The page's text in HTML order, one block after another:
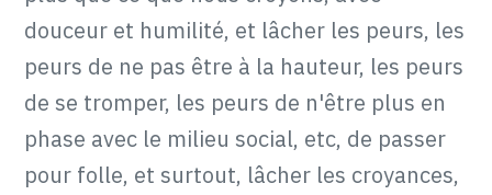
douceur et humilité, et lâcher les peurs, les
peurs de ne pas être à la hauteur, les peurs
de se tromper, les peurs de n'être plus en
phase avec le milieu social, etc, de passer
pour folle, et surtout, lâcher les croyances,